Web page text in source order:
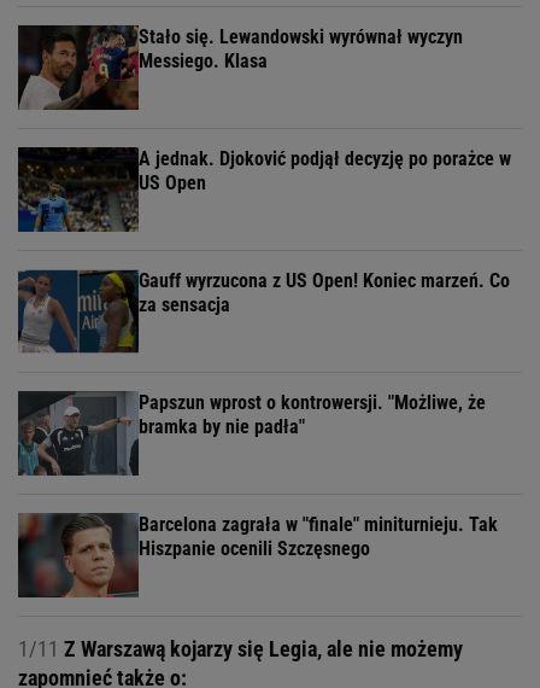
Stało się. Lewandowski wyrównał wyczyn
Messiego. Klasa
A jednak. Djoković podjął decyzję po porażce w
US Open
Gauff wyrzucona z US Open! Koniec marzeń. Co
za sensacja
Papszun wprost o kontrowersji. "Możliwe, że
bramka by nie padła"
Barcelona zagrała w "finale" miniturnieju. Tak
Hiszpanie ocenili Szczęsnego
1/11 Z Warszawą kojarzy się Legia, ale nie możemy
zapomnieć także o: